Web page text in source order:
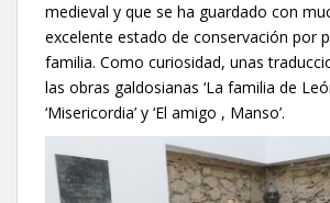
medieval y que se ha guardado con
excelente estado de conservación por
familia. Como curiosidad, unas
las obras galdosianas ‘La familia de
‘Misericordia’ y ‘El amigo , Manso’.